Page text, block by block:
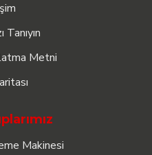
Tanıyın
Metni
Makinesi